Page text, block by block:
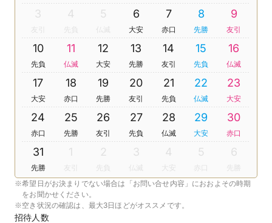
3
友引
4
先負
5
仏滅
6
大安
7
赤口
8
先勝
9
友引
10
先負
11
仏滅
12
大安
13
先勝
14
友引
15
先負
16
仏滅
17
大安
18
赤口
19
先勝
20
友引
21
先負
22
仏滅
23
大安
24
赤口
25
先勝
26
友引
27
先負
28
仏滅
29
大安
30
赤口
31
先勝
1
友引
2
先負
3
仏滅
4
大安
5 6
※希望日がお決まりでない場合は「お問い合せ内容」におおよその時期
をお聞かせください。
※空き状況の確認は、最大3日ほどがオススメです。
招待人数